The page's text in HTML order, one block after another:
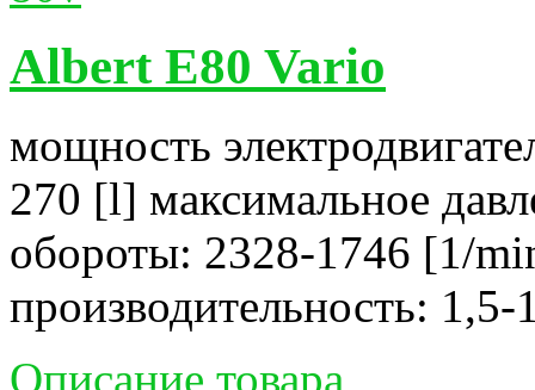
Albert E80 Vario
мощность
270 [l] максимальное
обороты: 2328-1746 [1/
производительность:
Описание товара